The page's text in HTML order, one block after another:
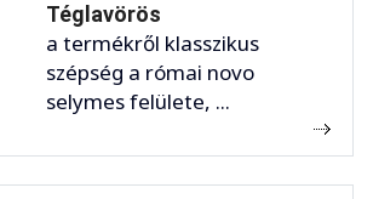
Téglavörös
a termékről klasszikus
szépség a római novo
selymes felülete, ...